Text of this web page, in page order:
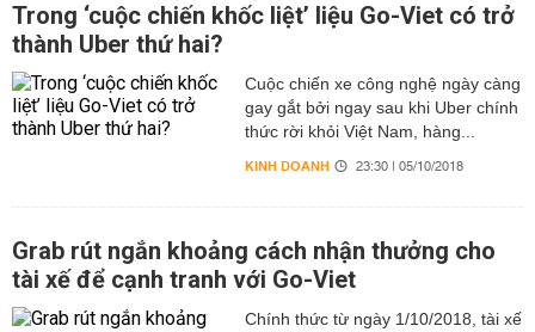
Trong ‘cuộc chiến khốc liệt’ liệu Go-Viet có trở
thành Uber thứ hai?
Cuộc chiến xe công nghệ ngày càng
gay gắt bởi ngay sau khi Uber chính
thức rời khỏi Việt Nam, hàng...
KINH DOANH 23:30 | 05/10/2018
Grab rút ngắn khoảng cách nhận thưởng cho
tài xế để cạnh tranh với Go-Viet
Chính thức từ ngày 1/10/2018, tài xế